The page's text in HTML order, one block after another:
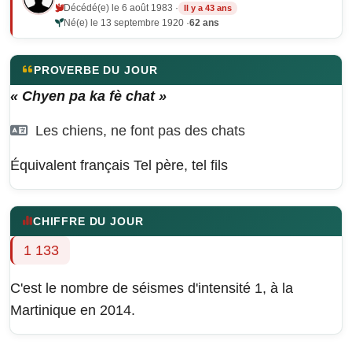
Décédé(e) le 6 août 1983 · Il y a 43 ans
Né(e) le 13 septembre 1920 ·62 ans
PROVERBE DU JOUR
« Chyen pa ka fè chat »
Les chiens, ne font pas des chats
Équivalent français Tel père, tel fils
CHIFFRE DU JOUR
1 133
C'est le nombre de séismes d'intensité 1, à la
Martinique en 2014.